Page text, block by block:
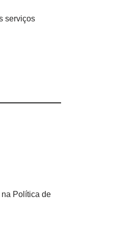
serviços
Política de